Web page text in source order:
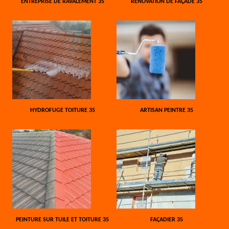
ENTREPRISE DE RAVALEMENT 35 RÉNOVATION DE FAÇADE 35
HYDROFUGE TOITURE 35 ARTISAN PEINTRE 35
PEINTURE SUR TUILE ET TOITURE 35 FAÇADIER 35